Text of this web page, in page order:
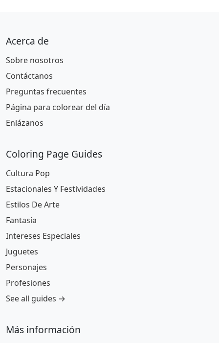
Acerca de
Sobre nosotros
Contáctanos
Preguntas frecuentes
Página para colorear del día
Enlázanos
Coloring Page Guides
Cultura Pop
Estacionales Y Festividades
Estilos De Arte
Fantasía
Intereses Especiales
Juguetes
Personajes
Profesiones
See all guides →
Más información